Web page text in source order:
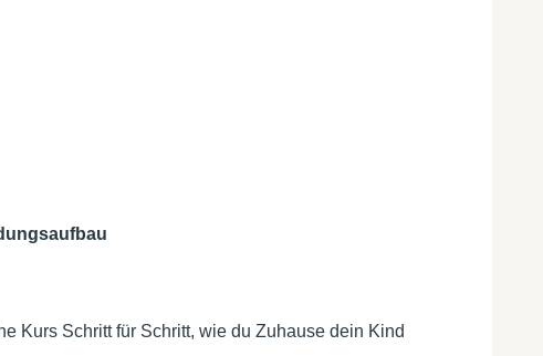
Kurs Schritt für Schritt, wie du Zuhause dein Kind